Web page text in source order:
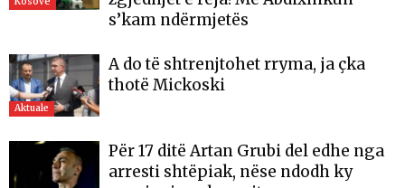
s’kam ndërmjetës
Aktuale
A do të shtrenjtohet rryma, ja çka
thotë Mickoski
Për 17 ditë Artan Grubi del edhe nga
arresti shtëpiak, nëse ndodh ky